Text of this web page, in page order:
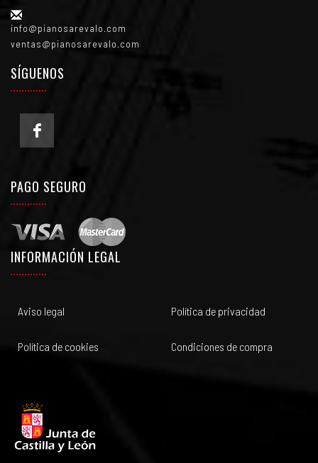
info@pianosarevalo.com
ventas@pianosarevalo.com
SÍGUENOS
PAGO SEGURO
INFORMACIÓN LEGAL
Aviso legal Política de privacidad
Política de cookies Condiciones de compra